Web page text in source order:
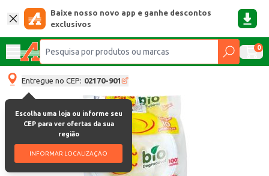
Baixe nosso novo app e ganhe descontos
exclusivos
0
Entregue no CEP: 02170-901
Escolha uma loja ou informe seu
CEP para ver ofertas da sua
região
INFORMAR LOCALIZAÇÃO